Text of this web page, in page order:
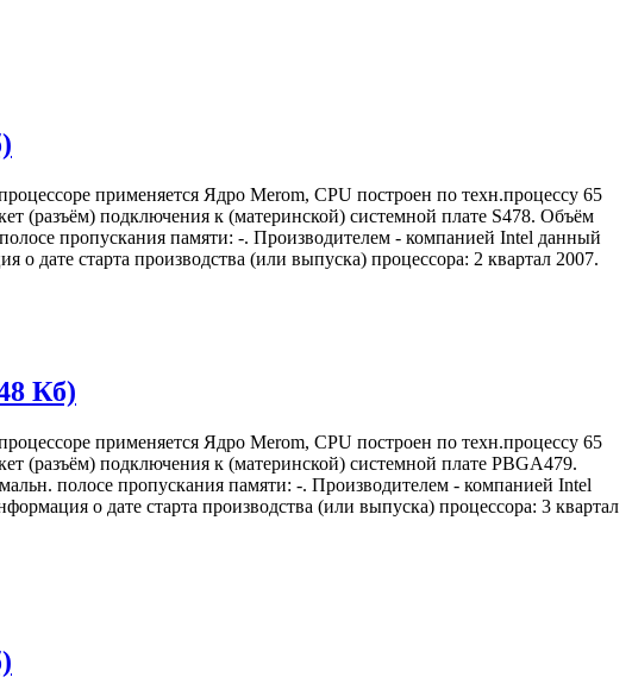
применяется Ядро Merom, CPU построен по техн.процессу 65
(разъём) подключения к (материнской) системной плате S478. Объём
пропускания памяти: -. Производителем - компанией Intel данный
дате старта производства (или выпуска) процессора: 2 квартал 2007.
Кб)
применяется Ядро Merom, CPU построен по техн.процессу 65
(разъём) подключения к (материнской) системной плате PBGA479.
полосе пропускания памяти: -. Производителем - компанией Intel
о дате старта производства (или выпуска) процессора: 3 квартал